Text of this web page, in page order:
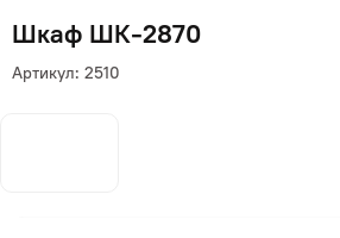
Шкаф ШК-2870
Артикул: 2510